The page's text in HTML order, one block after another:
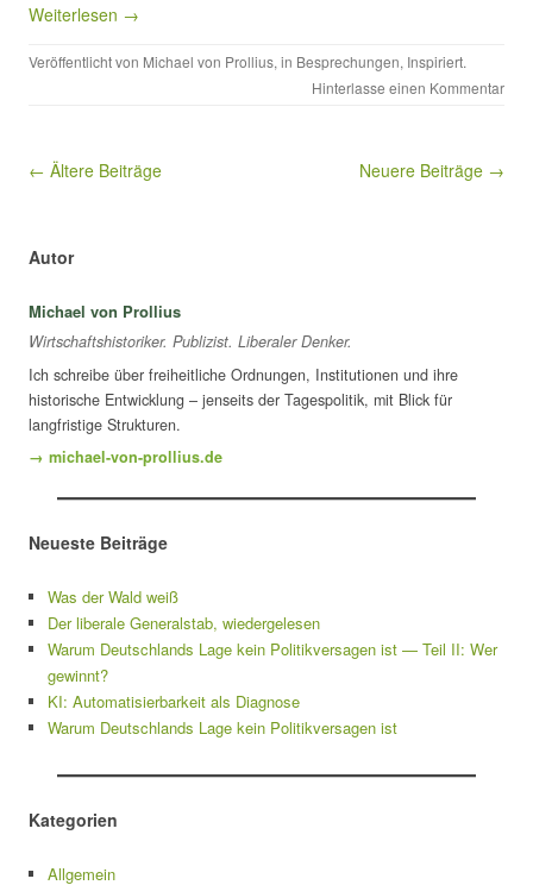
Weiterlesen →
Veröffentlicht von Michael von Prollius, in Besprechungen, Inspiriert.
Hinterlasse einen Kommentar
Beitragsnavigation
← Ältere Beiträge Neuere Beiträge →
Autor
Michael von Prollius
Wirtschaftshistoriker. Publizist. Liberaler Denker.
Ich schreibe über freiheitliche Ordnungen, Institutionen und ihre
historische Entwicklung – jenseits der Tagespolitik, mit Blick für
langfristige Strukturen.
→ michael-von-prollius.de
Neueste Beiträge
Was der Wald weiß
Der liberale Generalstab, wiedergelesen
Warum Deutschlands Lage kein Politikversagen ist — Teil II: Wer
gewinnt?
KI: Automatisierbarkeit als Diagnose
Warum Deutschlands Lage kein Politikversagen ist
Kategorien
Allgemein